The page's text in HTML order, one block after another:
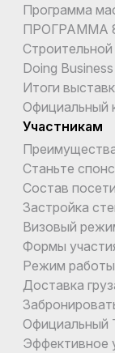
Программа
ПРОГРАММА
Doing
Итоги
Официальный
Участникам
Станьте
Состав
Застройка
Визовый
Формы
Режим
Доставка
Официальный
Эффективное